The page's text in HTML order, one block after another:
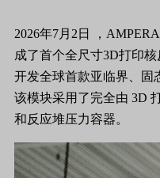
2026年7月2日 ，
成了首个全尺寸3D打印
开发全球首款亚临界、固​​
该模块采用了完全由 3D
和反应堆压力容器。